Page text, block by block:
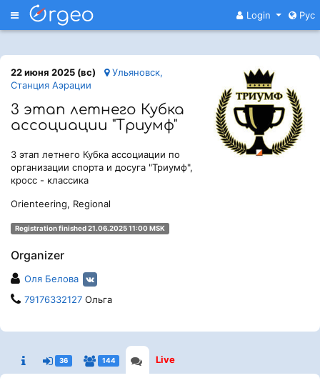
Меню Login Рус
22 июня 2025 (вс)
Ульяновск,
Станция Аэрации
3 этап летнего Кубка
ассоциации "Триумф"
3 этап летнего Кубка ассоциации по
организации спорта и досуга "Триумф",
кросс - классика
Orienteering, Regional
Registration finished 21.06.2025 11:00 MSK
Organizer
Оля Белова
79176332127 Ольга
36 144 Live